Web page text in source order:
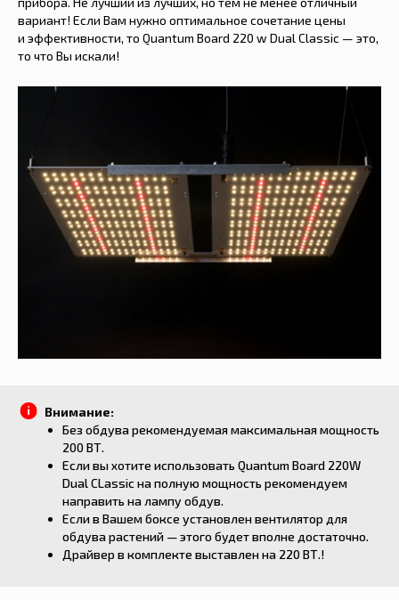
вариант! Если Вам нужно оптимальное сочетание цены
и эффективности, то Quantum Board 220 w Dual Classic — это,
то что Вы искали!
Внимание:
Без обдува рекомендуемая максимальная мощность
200 ВТ.
Если вы хотите использовать Quantum Board 220W
Dual CLassic на полную мощность рекомендуем
направить на лампу обдув.
Если в Вашем боксе установлен вентилятор для
обдува растений — этого будет вполне достаточно.
Драйвер в комплекте выставлен на 220 ВТ.!